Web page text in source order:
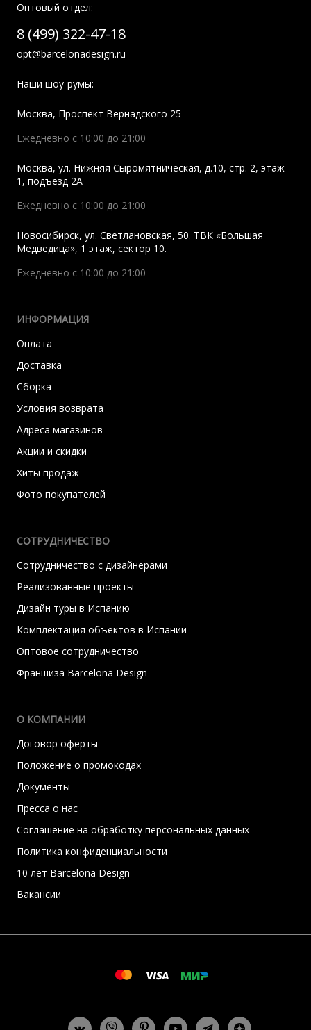
Оптовый отдел:
8 (499) 322-47-18
opt@barcelonadesign.ru
Наши шоу-румы:
Москва, Проспект Вернадского 25
Ежедневно с 10:00 до 21:00
Москва, ул. Нижняя Сыромятническая, д.10, стр. 2, этаж
1, подъезд 2A
Ежедневно с 10:00 до 21:00
Новосибирск, ул. Светлановская, 50. ТВК «Большая
Медведица», 1 этаж, сектор 10.
Ежедневно с 10:00 до 21:00
ИНФОРМАЦИЯ
Оплата
Доставка
Сборка
Условия возврата
Адреса магазинов
Акции и скидки
Хиты продаж
Фото покупателей
СОТРУДНИЧЕСТВО
Сотрудничество с дизайнерами
Реализованные проекты
Дизайн туры в Испанию
Комплектация объектов в Испании
Оптовое сотрудничество
Франшиза Barcelona Design
О КОМПАНИИ
Договор оферты
Положение о промокодах
Документы
Пресса о нас
Соглашение на обработку персональных данных
Политика конфиденциальности
10 лет Barcelona Design
Вакансии